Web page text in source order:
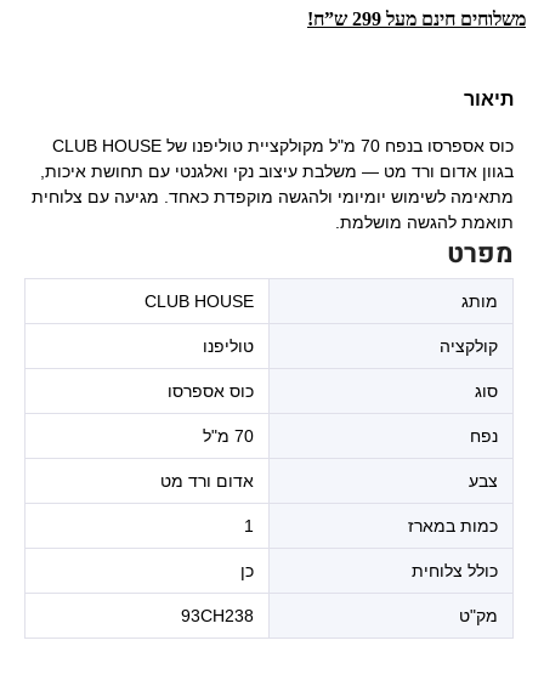
משלוחים חינם מעל 299 ש”ח!
תיאור
כוס אספרסו בנפח 70 מ"ל מקולקציית טוליפנו של CLUB HOUSE
בגוון אדום ורד מט — משלבת עיצוב נקי ואלגנטי עם תחושת איכות,
מתאימה לשימוש יומיומי ולהגשה מוקפדת כאחד. מגיעה עם צלוחית
תואמת להגשה מושלמת.
מפרט
מותג CLUB HOUSE
קולקציה טוליפנו
סוג כוס אספרסו
נפח 70 מ"ל
צבע אדום ורד מט
כמות במארז 1
כולל צלוחית כן
מק"ט 93CH238